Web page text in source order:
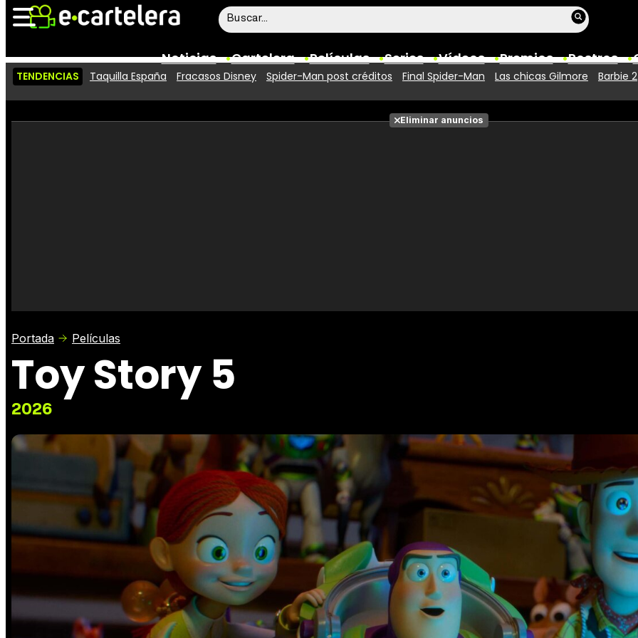
Noticias Cartelera Películas Series Vídeos Premios Rostros
Vídeos
Taquilla
Fotos
TENDENCIAS Taquilla España Fracasos Disney Spider-Man post créditos Final Spider-Man Las chicas Gilmore Barbie 2
Eliminar anuncios
Portada Películas
Toy Story 5
2026